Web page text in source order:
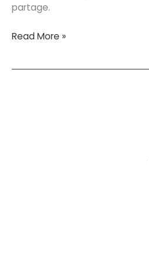
partage.
Le
Read More »